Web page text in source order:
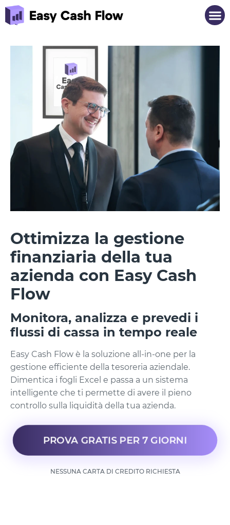
Ottimizza la gestione
finanziaria della tua
azienda con Easy Cash
Flow
Monitora, analizza e prevedi i
flussi di cassa in tempo reale
Easy Cash Flow è la soluzione all-in-one per la
gestione efficiente della tesoreria aziendale.
Dimentica i fogli Excel e passa a un sistema
intelligente che ti permette di avere il pieno
controllo sulla liquidità della tua azienda.
PROVA GRATIS PER 7 GIORNI
NESSUNA CARTA DI CREDITO RICHIESTA